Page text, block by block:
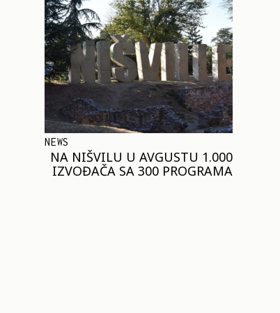
NEWS
NA NIŠVILU U AVGUSTU 1.000
IZVOĐAČA SA 300 PROGRAMA